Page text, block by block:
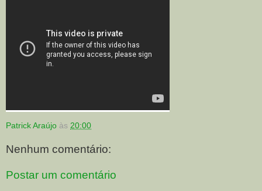
Patrick Araújo às 20:00
Nenhum comentário:
Postar um comentário